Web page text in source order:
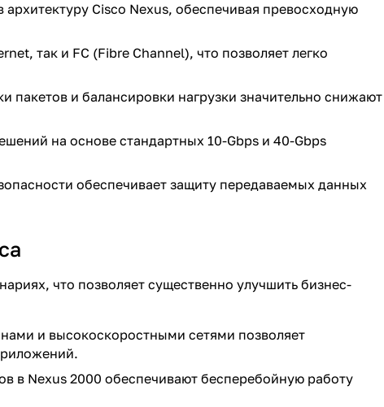
архитектуру Cisco Nexus, обеспечивая превосходную
так и FC (Fibre Channel), что позволяет легко
пакетов и балансировки нагрузки значительно снижают
на основе стандартных 10-Gbps и 40-Gbps
обеспечивает защиту передаваемых данных
что позволяет существенно улучшить бизнес-
и высокоскоростными сетями позволяет
в Nexus 2000 обеспечивают бесперебойную работу